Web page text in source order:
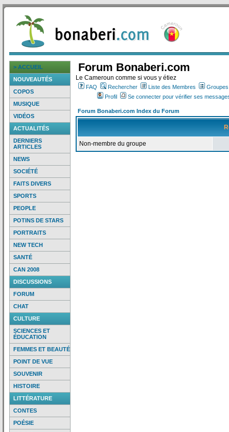
> ACCUEIL
NOUVEAUTÉS
COPOS
MUSIQUE
VIDÉOS
ACTUALITÉS
DERNIERS
ARTICLES
NEWS
SOCIÉTÉ
FAITS DIVERS
SPORTS
PEOPLE
POTINS DE STARS
PORTRAITS
NEW TECH
SANTÉ
CAN 2008
DISCUSSIONS
FORUM
CHAT
CULTURE
SCIENCES ET
ÉDUCATION
FEMMES ET BEAUTÉ
POINT DE VUE
SOUVENIR
HISTOIRE
LITTÉRATURE
CONTES
POÉSIE
Forum Bonaberi.com
Le Cameroun comme si vous y étiez
FAQ Rechercher Liste des Membres
Profil
Se connecter pour vérifier ses
Forum Bonaberi.com Index du Forum
Non-membre du groupe